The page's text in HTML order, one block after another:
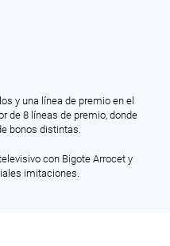
y una línea de premio en el
de 8 líneas de premio, donde
bonos distintas.
con Bigote Arrocet y
imitaciones.